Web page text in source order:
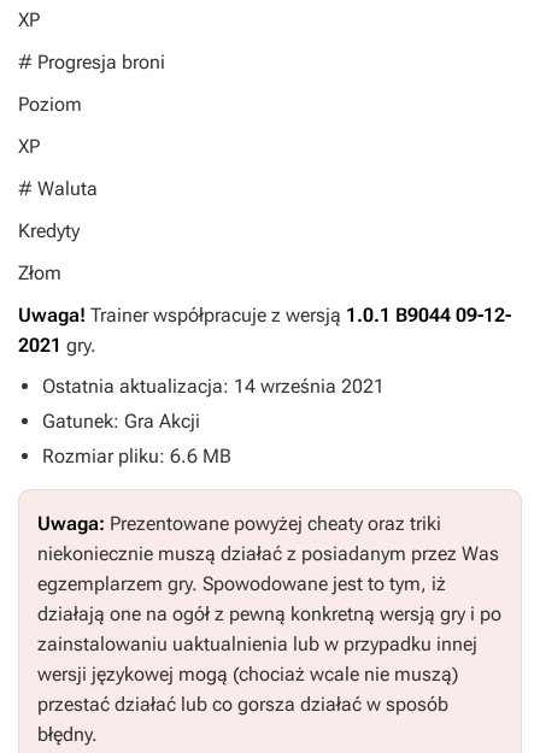
XP
# Progresja broni
Poziom
XP
# Waluta
Kredyty
Złom
Uwaga! Trainer współpracuje z wersją 1.0.1 B9044 09-12-
2021 gry.
Ostatnia aktualizacja: 14 września 2021
Gatunek: Gra Akcji
Rozmiar pliku: 6.6 MB
Uwaga: Prezentowane powyżej cheaty oraz triki
niekoniecznie muszą działać z posiadanym przez Was
egzemplarzem gry. Spowodowane jest to tym, iż
działają one na ogół z pewną konkretną wersją gry i po
zainstalowaniu uaktualnienia lub w przypadku innej
wersji językowej mogą (chociaż wcale nie muszą)
przestać działać lub co gorsza działać w sposób
błędny.